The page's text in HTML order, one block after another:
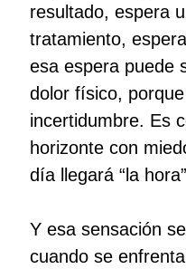
resultado, espera
tratamiento,
esa espera puede
dolor físico,
incertidumbre. Es
horizonte con
día llegará “la
Y esa sensación
cuando se